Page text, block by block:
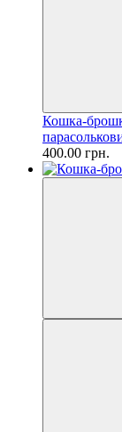
Кошка-
400.00 грн.